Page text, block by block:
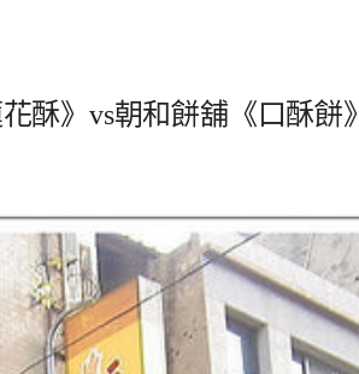
酥》vs朝和餅舖《口酥餅》